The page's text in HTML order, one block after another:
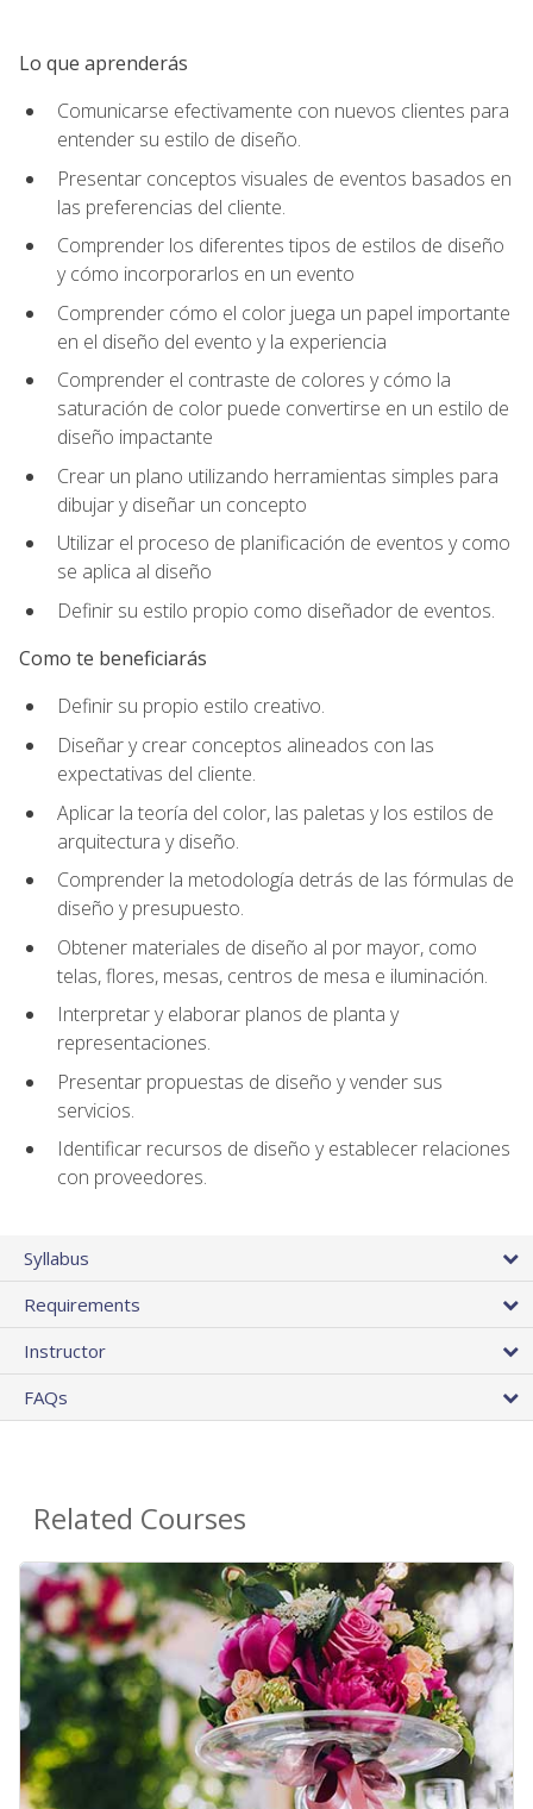
Lo que aprenderás
Comunicarse efectivamente con nuevos clientes para
entender su estilo de diseño.
Presentar conceptos visuales de eventos basados en
las preferencias del cliente.
Comprender los diferentes tipos de estilos de diseño
y cómo incorporarlos en un evento
Comprender cómo el color juega un papel importante
en el diseño del evento y la experiencia
Comprender el contraste de colores y cómo la
saturación de color puede convertirse en un estilo de
diseño impactante
Crear un plano utilizando herramientas simples para
dibujar y diseñar un concepto
Utilizar el proceso de planificación de eventos y como
se aplica al diseño
Definir su estilo propio como diseñador de eventos.
Como te beneficiarás
Definir su propio estilo creativo.
Diseñar y crear conceptos alineados con las
expectativas del cliente.
Aplicar la teoría del color, las paletas y los estilos de
arquitectura y diseño.
Comprender la metodología detrás de las fórmulas de
diseño y presupuesto.
Obtener materiales de diseño al por mayor, como
telas, flores, mesas, centros de mesa e iluminación.
Interpretar y elaborar planos de planta y
representaciones.
Presentar propuestas de diseño y vender sus
servicios.
Identificar recursos de diseño y establecer relaciones
con proveedores.
Syllabus
Requirements
Instructor
FAQs
Related Courses